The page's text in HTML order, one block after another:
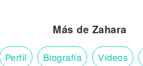
Más de Zahara
Perfil Biografía Vídeos